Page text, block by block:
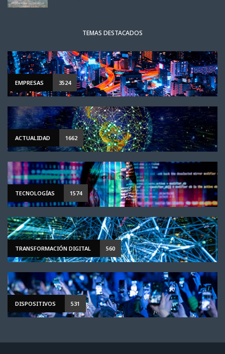
TEMAS DESTACADOS
EMPRESAS 3524
ACTUALIDAD 1662
TECNOLOGÍAS 1574
TRANSFORMACIÓN DIGITAL 560
DISPOSITIVOS 531